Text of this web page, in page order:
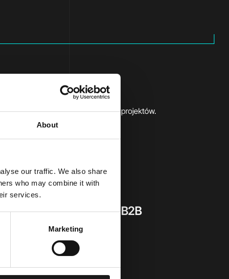
About
our traffic. We also share
who may combine it with
services.
Marketing
zaawansowanych technicznie projektów.
internetowe dla usług B2B